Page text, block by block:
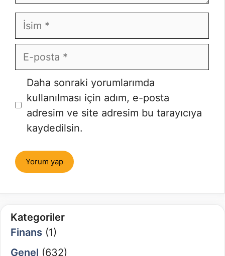
İsim
E-
posta
İnternet
sitesi
Daha sonraki yorumlarımda
kullanılması için adım, e-posta
adresim ve site adresim bu tarayıcıya
kaydedilsin.
Kategoriler
Finans (1)
Genel (632)